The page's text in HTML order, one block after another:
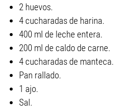
2 huevos.
4 cucharadas de harina.
400 ml de leche entera.
200 ml de caldo de carne.
4 cucharadas de manteca.
Pan rallado.
1 ajo.
Sal.